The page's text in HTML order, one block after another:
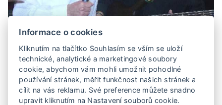
Hudební produkce dua PEPO je zaměřena
převážně na německý repertoár - Volksmusik,
německé šlágry, evergreeny a také české lidovky.
Informace o cookies
Kliknutím na tlačítko Souhlasím se vším se uloží
technické, analytické a marketingové soubory
cookie, abychom vám mohli umožnit pohodlné
používání stránek, měřit funkčnost našich stránek a
cílit na vás reklamu. Své preference můžete snadno
upravit kliknutím na Nastavení souborů cookie.